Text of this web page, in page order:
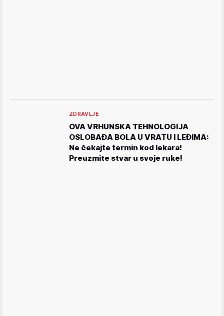
ZDRAVLJE
OVA VRHUNSKA TEHNOLOGIJA
OSLOBAĐA BOLA U VRATU I LEĐIMA:
Ne čekajte termin kod lekara!
Preuzmite stvar u svoje ruke!